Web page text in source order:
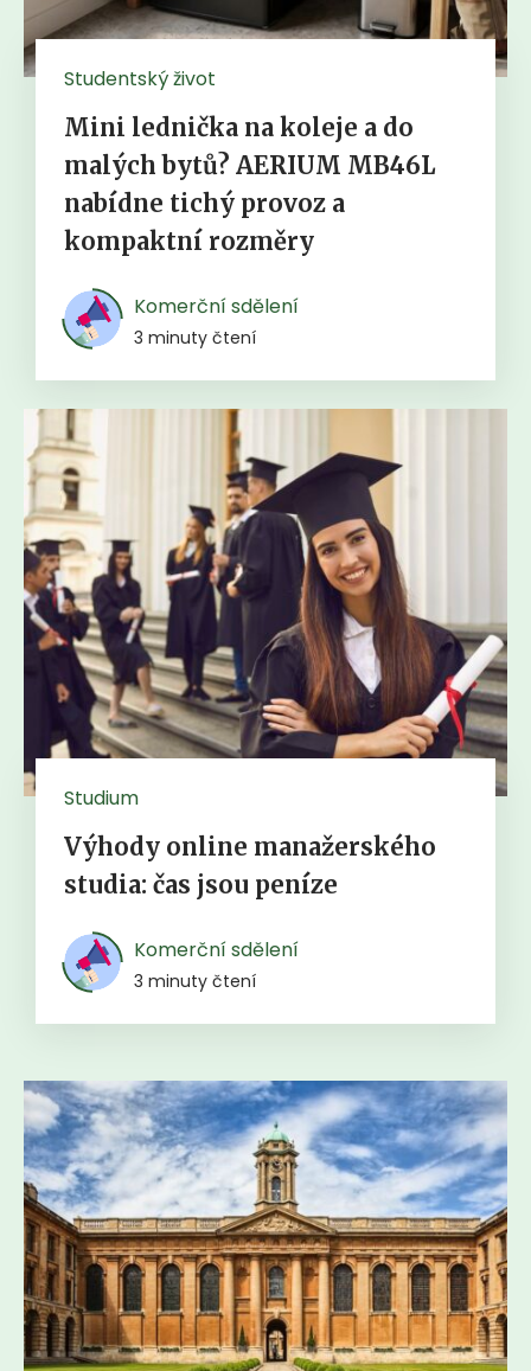
Studentský život
Mini lednička na koleje a do
malých bytů? AERIUM MB46L
nabídne tichý provoz a
kompaktní rozměry
Komerční sdělení
3 minuty čtení
Studium
Výhody online manažerského
studia: čas jsou peníze
Komerční sdělení
3 minuty čtení